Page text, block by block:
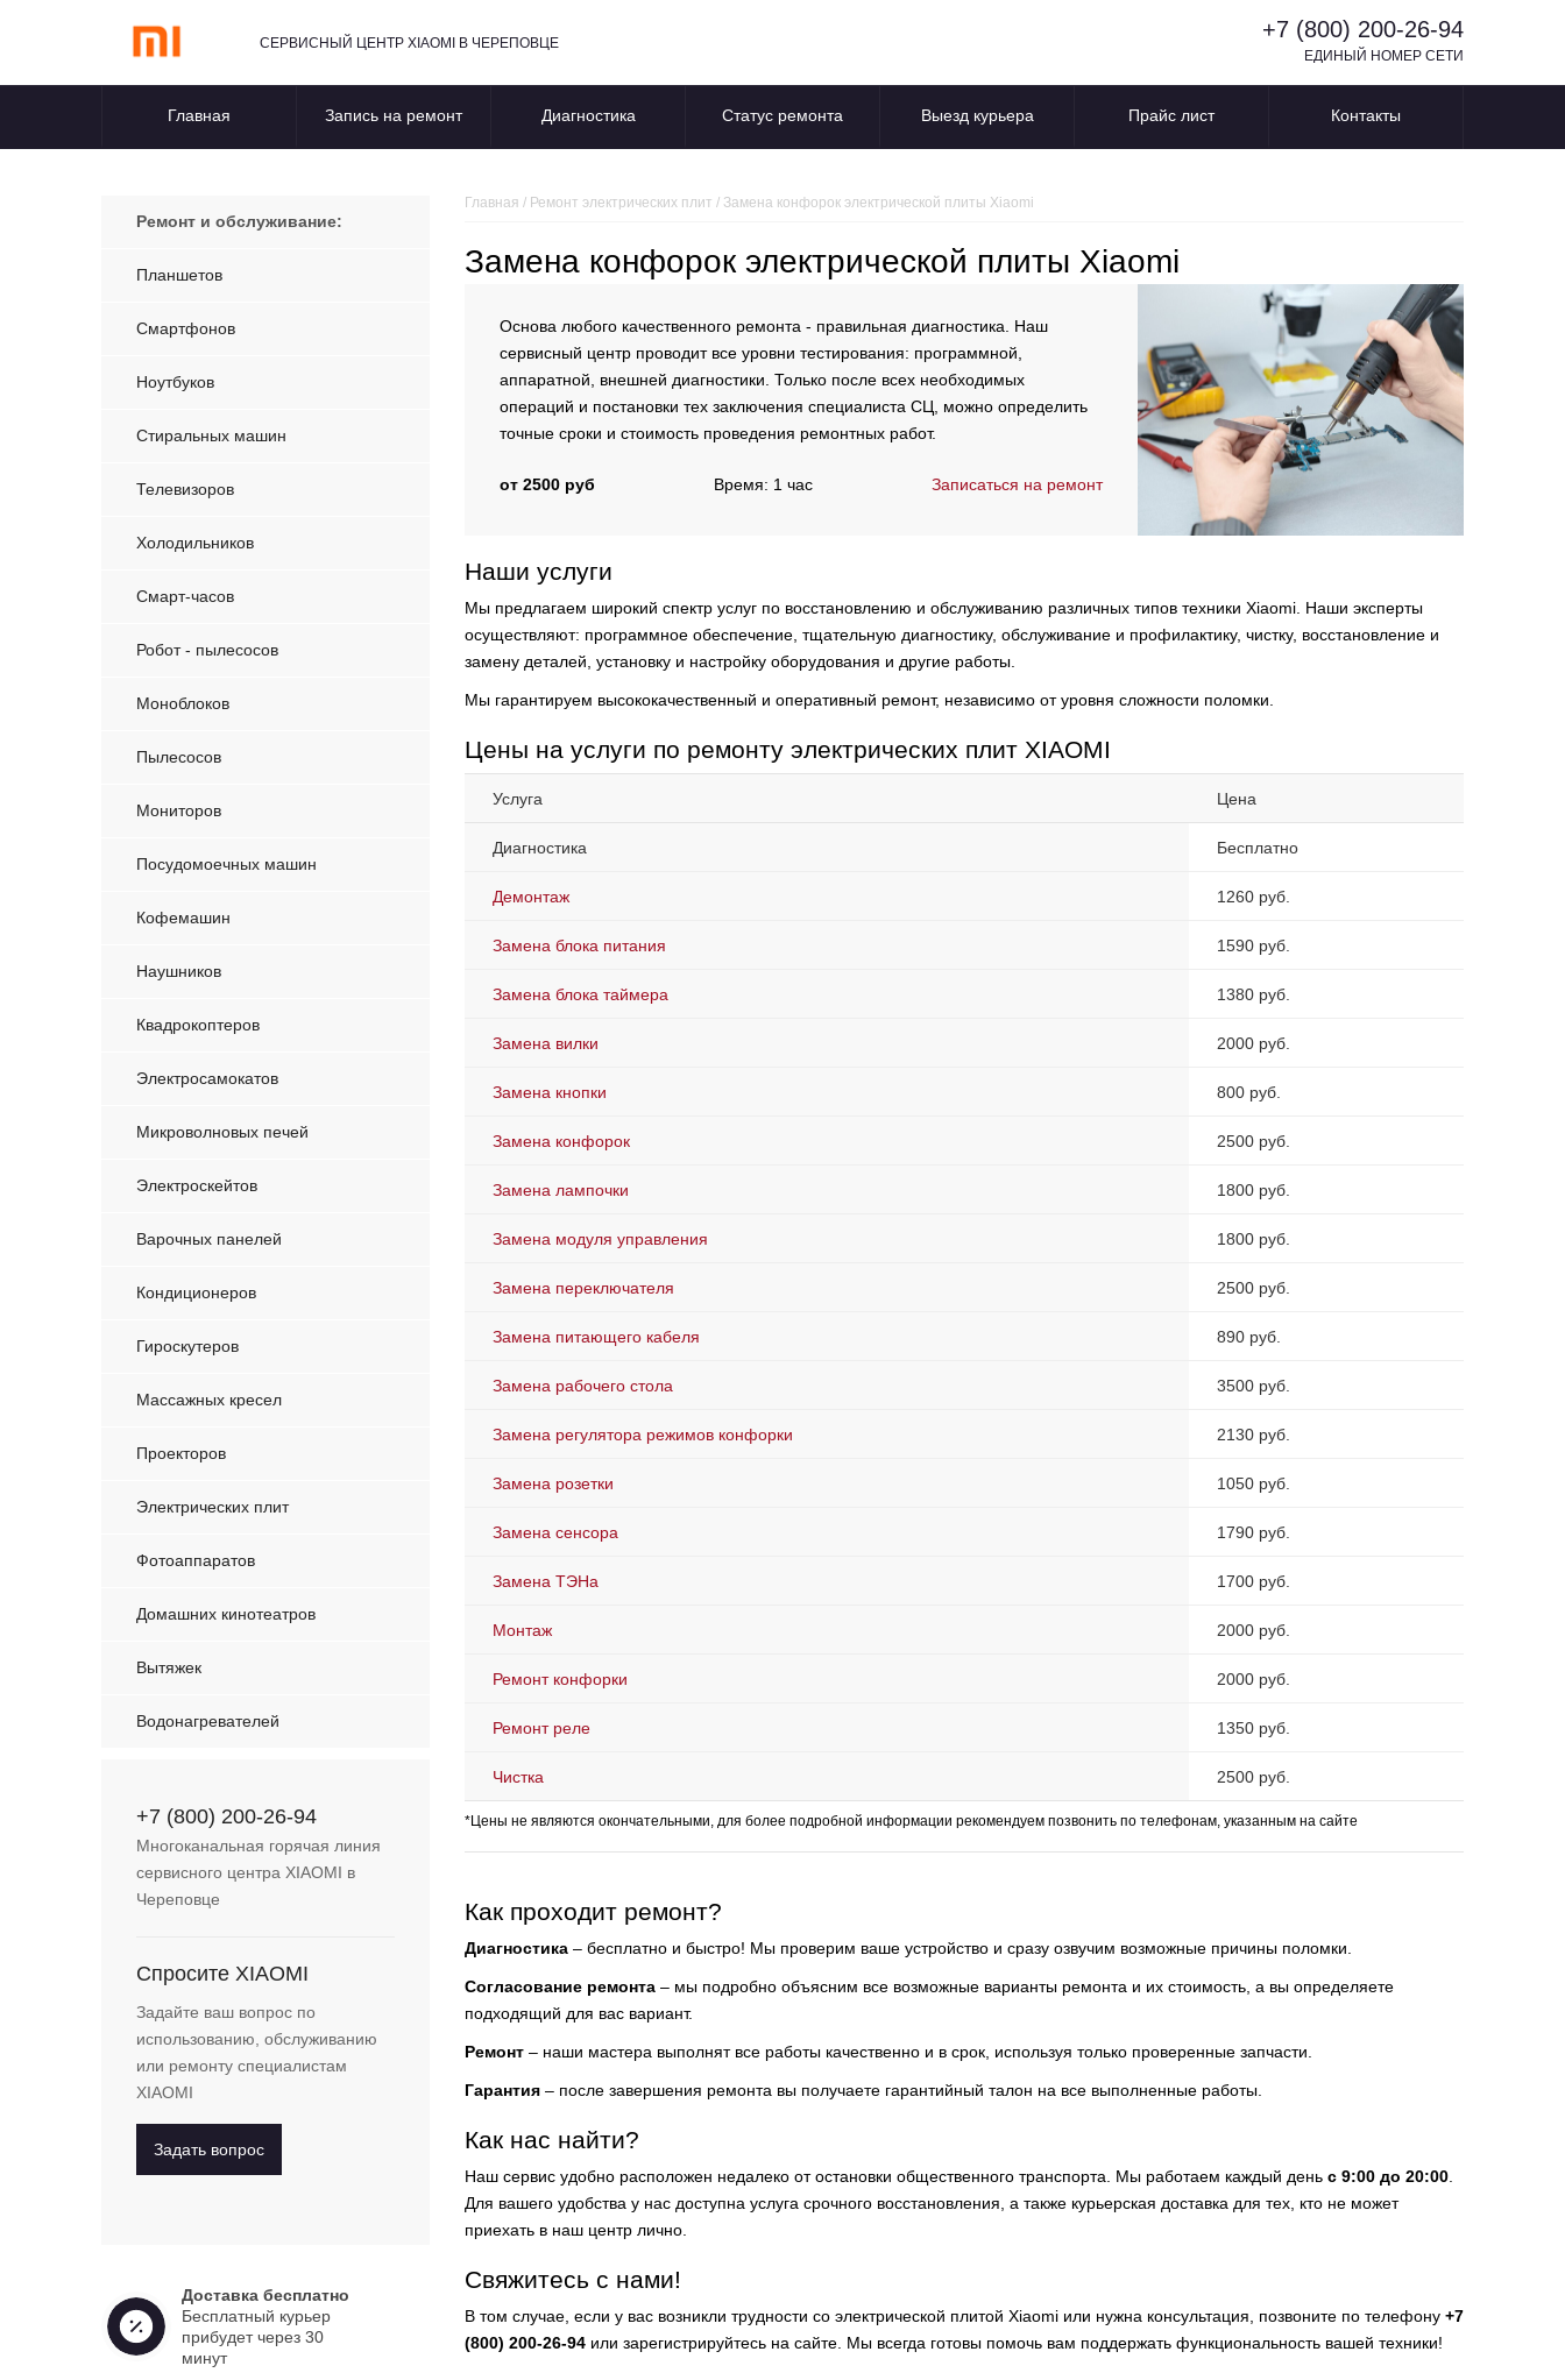
СЕРВИСНЫЙ ЦЕНТР XIAOMI В ЧЕРЕПОВЦЕ
+7 (800) 200-26-94
ЕДИНЫЙ НОМЕР СЕТИ
Главная Запись на ремонт Диагностика Статус ремонта Выезд курьера Прайс лист Контакты
Ремонт и обслуживание:
Планшетов
Смартфонов
Ноутбуков
Стиральных машин
Телевизоров
Холодильников
Смарт-часов
Робот - пылесосов
Моноблоков
Пылесосов
Мониторов
Посудомоечных машин
Кофемашин
Наушников
Квадрокоптеров
Электросамокатов
Микроволновых печей
Электроскейтов
Варочных панелей
Кондиционеров
Гироскутеров
Массажных кресел
Проекторов
Электрических плит
Фотоаппаратов
Домашних кинотеатров
Вытяжек
Водонагревателей
+7 (800) 200-26-94
Многоканальная горячая линия
сервисного центра XIAOMI в
Череповце
Спросите XIAOMI
Задайте ваш вопрос по
использованию, обслуживанию
или ремонту специалистам
XIAOMI
Задать вопрос
Доставка бесплатно
Бесплатный курьер
прибудет через 30
минут
Главная / Ремонт электрических плит / Замена конфорок электрической плиты Xiaomi
Замена конфорок электрической плиты Xiaomi
Основа любого качественного ремонта - правильная диагностика. Наш
сервисный центр проводит все уровни тестирования: программной,
аппаратной, внешней диагностики. Только после всех необходимых
операций и постановки тех заключения специалиста СЦ, можно определить
точные сроки и стоимость проведения ремонтных работ.
от 2500 руб Время: 1 час Записаться на ремонт
Наши услуги
Мы предлагаем широкий спектр услуг по восстановлению и обслуживанию различных типов техники Xiaomi. Наши эксперты
осуществляют: программное обеспечение, тщательную диагностику, обслуживание и профилактику, чистку, восстановление и
замену деталей, установку и настройку оборудования и другие работы.
Мы гарантируем высококачественный и оперативный ремонт, независимо от уровня сложности поломки.
Цены на услуги по ремонту электрических плит XIAOMI
Услуга Цена
Диагностика Бесплатно
Демонтаж 1260 руб.
Замена блока питания 1590 руб.
Замена блока таймера 1380 руб.
Замена вилки 2000 руб.
Замена кнопки 800 руб.
Замена конфорок 2500 руб.
Замена лампочки 1800 руб.
Замена модуля управления 1800 руб.
Замена переключателя 2500 руб.
Замена питающего кабеля 890 руб.
Замена рабочего стола 3500 руб.
Замена регулятора режимов конфорки 2130 руб.
Замена розетки 1050 руб.
Замена сенсора 1790 руб.
Замена ТЭНа 1700 руб.
Монтаж 2000 руб.
Ремонт конфорки 2000 руб.
Ремонт реле 1350 руб.
Чистка 2500 руб.
*Цены не являются окончательными, для более подробной информации рекомендуем позвонить по телефонам, указанным на сайте
Как проходит ремонт?
Диагностика – бесплатно и быстро! Мы проверим ваше устройство и сразу озвучим возможные причины поломки.
Согласование ремонта – мы подробно объясним все возможные варианты ремонта и их стоимость, а вы определяете
подходящий для вас вариант.
Ремонт – наши мастера выполнят все работы качественно и в срок, используя только проверенные запчасти.
Гарантия – после завершения ремонта вы получаете гарантийный талон на все выполненные работы.
Как нас найти?
Наш сервис удобно расположен недалеко от остановки общественного транспорта. Мы работаем каждый день с 9:00 до 20:00
Для вашего удобства у нас доступна услуга срочного восстановления, а также курьерская доставка для тех, кто не может
приехать в наш центр лично.
Свяжитесь с нами!
В том случае, если у вас возникли трудности со электрической плитой Xiaomi или нужна консультация, позвоните по телефону +7
(800) 200-26-94 или зарегистрируйтесь на сайте. Мы всегда готовы помочь вам поддержать функциональность вашей техники!